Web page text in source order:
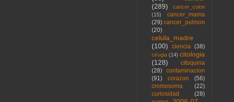
(289)
cancer_colon
(15)
cancer_mama
(29) cancer_pulmon
(20)
celula_madre
(100)
ciencia (38)
cirugia (14) citologia
(128)
citoquina
(28) contaminacion
(91)
corazon
(56)
cromosoma
(22)
curiosidad
(28)